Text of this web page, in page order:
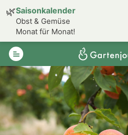
🌿Saisonkalender
Obst & Gemüse
Monat für Monat!